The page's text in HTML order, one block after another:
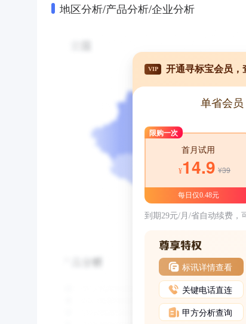
地区分析/产品分析/企业分析
VIP 开通寻标宝会员，
单省会员
限购一次
首月试用
¥14.9 ¥39
每日仅0.48元
到期29元/月/省自动续费，
标讯详情查看
关键电话直连
甲方分析查询